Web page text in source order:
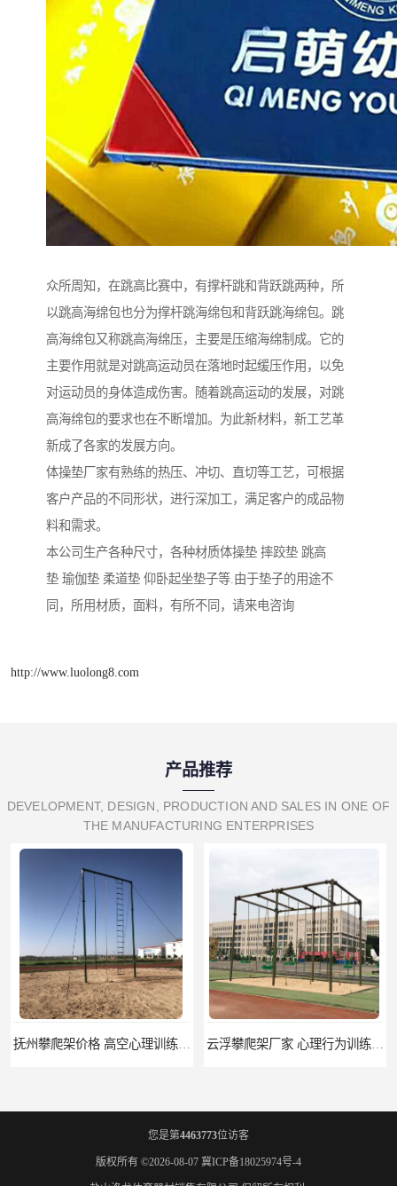
众所周知，在跳高比赛中，有撑杆跳和背跃跳两种，所
以跳高海绵包也分为撑杆跳海绵包和背跃跳海绵包。跳
高海绵包又称跳高海绵压，主要是压缩海绵制成。它的
主要作用就是对跳高运动员在落地时起缓压作用，以免
对运动员的身体造成伤害。随着跳高运动的发展，对跳
高海绵包的要求也在不断增加。为此新材料，新工艺革
新成了各家的发展方向。
体操垫厂家有熟练的热压、冲切、直切等工艺，可根据
客户产品的不同形状，进行深加工，满足客户的成品物
料和需求。
本公司生产各种尺寸，各种材质体操垫 摔跤垫 跳高
垫 瑜伽垫 柔道垫 仰卧起坐垫子等.由于垫子的用途不
同，所用材质，面料，有所不同，请来电咨询
http://www.luolong8.com
产品推荐
DEVELOPMENT, DESIGN, PRODUCTION AND SALES IN ONE OF
THE MANUFACTURING ENTERPRISES
您是第4463773位访客
版权所有 ©2026-08-07 冀ICP备18025974号-4